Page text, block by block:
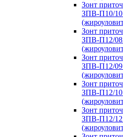
Зонт
ЗПВ-П10/10
Зонт
ЗПВ-П12/08
Зонт
ЗПВ-П12/09
Зонт
ЗПВ-П12/10
Зонт
ЗПВ-П12/12